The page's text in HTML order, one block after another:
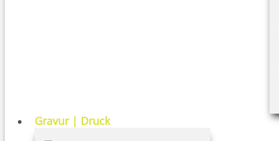
Gravur | Druck